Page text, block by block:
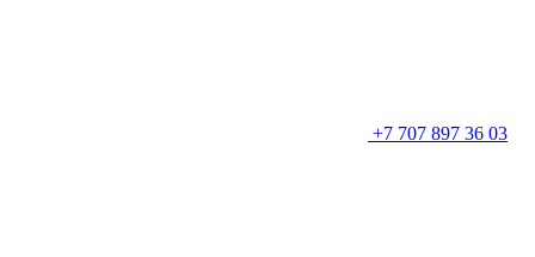
+7 707 897 36 03